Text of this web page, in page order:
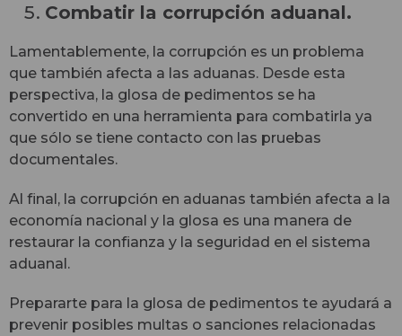
Combatir la corrupción aduanal.
Lamentablemente, la corrupción es un problema
que también afecta a las aduanas. Desde esta
perspectiva, la glosa de pedimentos se ha
convertido en una herramienta para combatirla ya
que sólo se tiene contacto con las pruebas
documentales.
Al final, la corrupción en aduanas también afecta a la
economía nacional y la glosa es una manera de
restaurar la confianza y la seguridad en el sistema
aduanal.
Prepararte para la glosa de pedimentos te ayudará a
prevenir posibles multas o sanciones relacionadas